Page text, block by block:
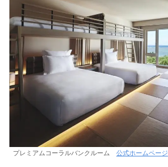
プレミアムコーラルバンクルーム 公式ホームページ